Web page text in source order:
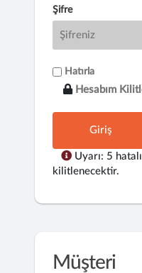
Şifre
Hatırla
Hesabım
Giriş
Uyarı: 5
kilitlenecektir.
Müşteri